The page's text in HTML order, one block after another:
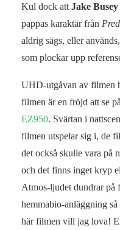
Kul dock att Jake Busey
pappas karaktär från
aldrig sägs, eller
som plockar upp
UHD-utgåvan av filmen
filmen är en fröjd att se
EZ950. Svärtan i
filmen utspelar sig i, de
det också skulle vara på
och det finns inget kryp
Atmos-ljudet dundrar på
hemmabio-anläggning
här filmen vill jag lova!